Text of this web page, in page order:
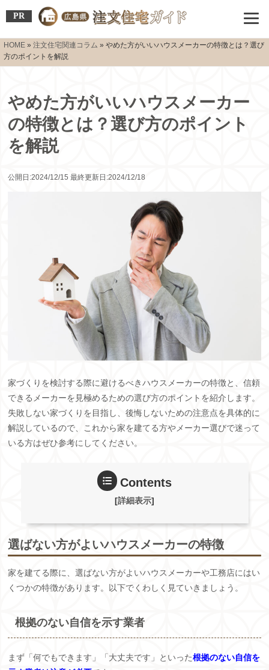
PR
HOME » 注文住宅関連コラム » やめた方がいいハウスメーカーの特徴とは？選び
方のポイントを解説
やめた方がいいハウスメーカー
の特徴とは？選び方のポイント
を解説
公開日:2024/12/15 最終更新日:2024/12/18
家づくりを検討する際に避けるべきハウスメーカーの特徴と、信頼
できるメーカーを見極めるための選び方のポイントを紹介します。
失敗しない家づくりを目指し、後悔しないための注意点を具体的に
解説しているので、これから家を建てる方やメーカー選びで迷って
いる方はぜひ参考にしてください。
Contents
[詳細表示]
選ばない方がよいハウスメーカーの特徴
家を建てる際に、選ばない方がよいハウスメーカーや工務店にはい
くつかの特徴があります。以下でくわしく見ていきましょう。
根拠のない自信を示す業者
まず「何でもできます」「大丈夫です」といった根拠のない自信を